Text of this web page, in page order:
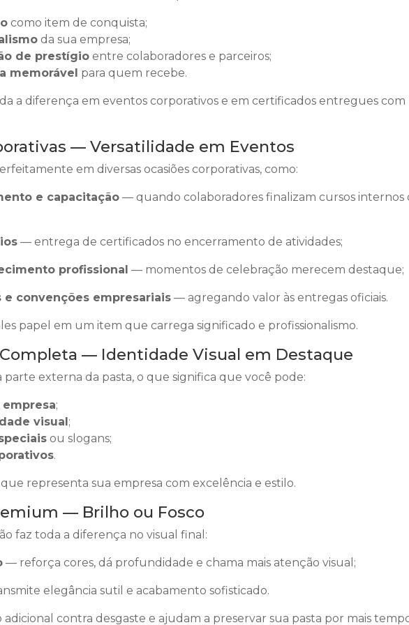
como item de conquista;
da sua empresa;
de prestígio entre colaboradores e parceiros;
memorável para quem recebe.
a diferença em eventos corporativos e em certificados entregues com
— Versatilidade em Eventos
em diversas ocasiões corporativas, como:
e capacitação — quando colaboradores finalizam cursos internos
— entrega de certificados no encerramento de atividades;
profissional — momentos de celebração merecem destaque;
convenções empresariais — agregando valor às entregas oficiais.
papel em um item que carrega significado e profissionalismo.
— Identidade Visual em Destaque
externa da pasta, o que significa que você pode:
;
visual;
ou slogans;
.
representa sua empresa com excelência e estilo.
— Brilho ou Fosco
faz toda a diferença no visual final:
— reforça cores, dá profundidade e chama mais atenção visual;
elegância sutil e acabamento sofisticado.
contra desgaste e ajudam a preservar sua pasta por mais